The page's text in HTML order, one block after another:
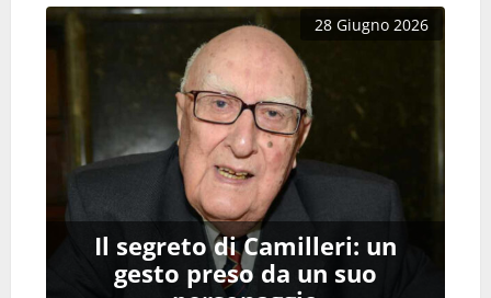
Il segreto di Camilleri: un
gesto preso da un suo
28 Giugno 2026